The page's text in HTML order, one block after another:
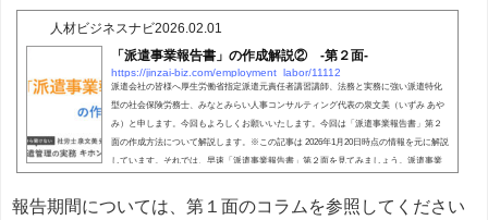
人材ビジネスナビ2026.02.01
「派遣事業報告書」の作成解説② -第２面-
https://jinzai-biz.com/employment_labor/11112
派遣会社の皆様へ厚生労働省指定派遣元責任者講習講師、法務と実務に強い派遣特化
型の社会保険労務士、みなとみらい人事コンサルティング代表の泉文美（いずみ あや
み）と申します。今回もよろしくお願いいたします。今回は「派遣事業報告書」第２
面の作成方法について解説します。※この記事は 2026年1月20日時点の情報を元に解説
しています。それでは、早速「派遣事業報告書」第２面を見てみましょう。派遣事業
欄外にあるとおり 「報告対象期間末日現在...
報告期間については、第１面のコラムを参照してください